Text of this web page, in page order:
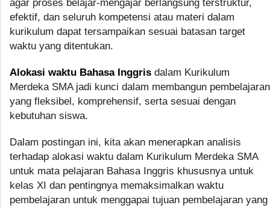
agar proses belajar-mengajar berlangsung terstruktur,
efektif, dan seluruh kompetensi atau materi dalam
kurikulum dapat tersampaikan sesuai batasan target
waktu yang ditentukan.
Alokasi waktu Bahasa Inggris dalam Kurikulum
Merdeka SMA jadi kunci dalam membangun pembelajaran
yang fleksibel, komprehensif, serta sesuai dengan
kebutuhan siswa.
Dalam postingan ini, kita akan menerapkan analisis
terhadap alokasi waktu dalam Kurikulum Merdeka SMA
untuk mata pelajaran Bahasa Inggris khususnya untuk
kelas XI dan pentingnya memaksimalkan waktu
pembelajaran untuk menggapai tujuan pembelajaran yang